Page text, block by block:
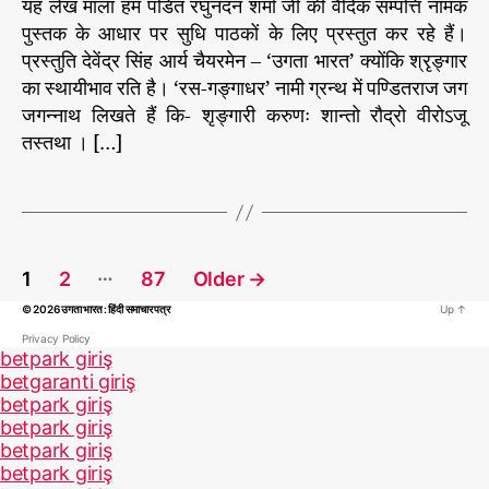
दों
की
शि
यह लेख माला हम पंडित रघुनंदन शर्मा जी की वैदिक सम्पत्ति नामक
पुस्तक के आधार पर सुधि पाठकों के लिए प्रस्तुत कर रहे हैं।
प्रस्तुति देवेंद्र सिंह आर्य चैयरमेन – ‘उगता भारत’ क्योंकि श्रृङ्गार
का स्थायीभाव रति है। ‘रस-गङ्गाधर’ नामी ग्रन्थ में पण्डितराज जग
जगन्नाथ लिखते हैं कि- शृङ्गारी करुणः शान्तो रौद्रो वीरोऽजू
तस्तथा । […]
o
s
t
s
p
a
g
i
1 2 … 87 Older →
© 2026उगता भारत : हिंदी समाचार पत्र
Privacy Policy
Up ↑
betpark giriş
betgaranti giriş
betpark giriş
betpark giriş
betpark giriş
betpark giriş